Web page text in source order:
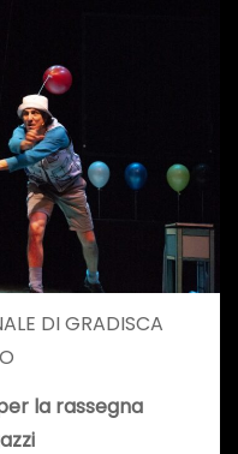
DI GRADISCA
la rassegna